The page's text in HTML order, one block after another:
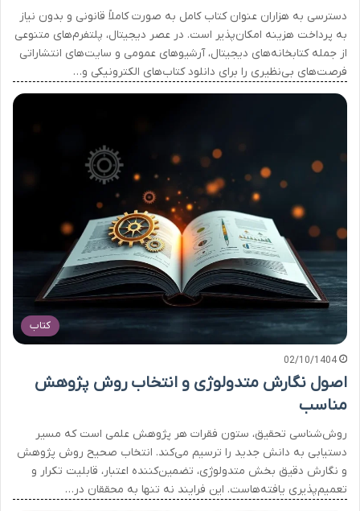
دسترسی به هزاران عنوان کتاب کامل به صورت کاملاً قانونی و بدون نیاز
به پرداخت هزینه امکان‌پذیر است. در عصر دیجیتال، پلتفرم‌های متنوعی
از جمله کتابخانه‌های دیجیتال، آرشیوهای عمومی و سایت‌های انتشاراتی
فرصت‌های بی‌نظیری را برای دانلود کتاب‌های الکترونیکی و…
کتاب
02/10/1404
اصول نگارش متدولوژی و انتخاب روش پژوهش
مناسب
روش‌شناسی تحقیق، ستون فقرات هر پژوهش علمی است که مسیر
دستیابی به دانش جدید را ترسیم می‌کند. انتخاب صحیح روش پژوهش
و نگارش دقیق بخش متدولوژی، تضمین‌کننده اعتبار، قابلیت تکرار و
تعمیم‌پذیری یافته‌هاست. این فرایند نه تنها به محققان در…